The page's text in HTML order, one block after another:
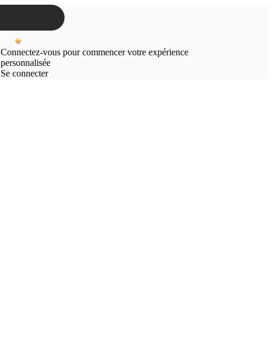
Connectez-vous pour commencer votre expérience
personnalisée
Se connecter